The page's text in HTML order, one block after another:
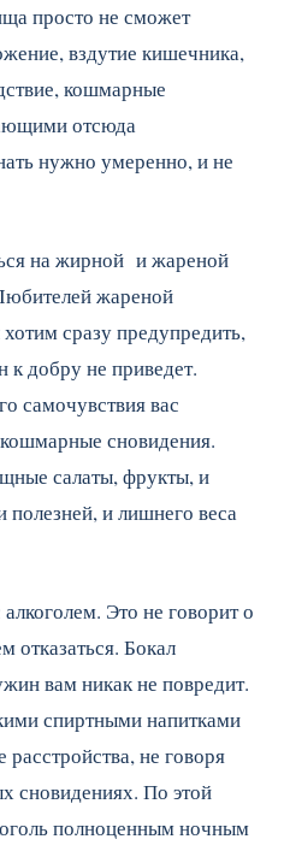
просто не сможет
вздутие кишечника,
кошмарные
отсюда
нужно умеренно, и не
на жирной и жареной
жареной
сразу предупредить,
к добру не приведет.
самочувствия вас
сновидения.
салаты, фрукты, и
и лишнего веса
Это не говорит о
отказаться. Бокал
вам никак не повредит.
спиртными напитками
расстройства, не говоря
сновидениях. По этой
полноценным ночным